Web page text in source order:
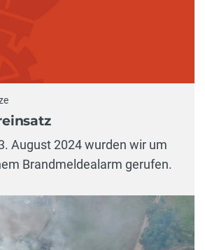
August 2024 wurden wir um
Brandmeldealarm gerufen.